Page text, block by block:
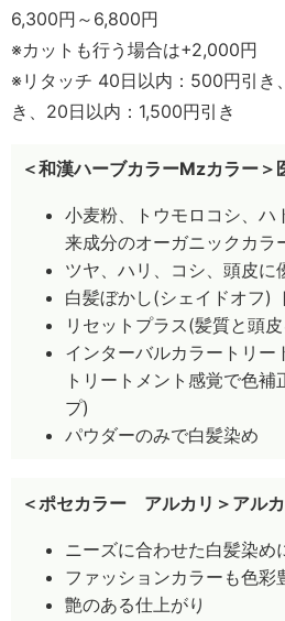
6,300円～6,800円
※カットも行う場合は+2,000円
※リタッチ 40日以内：500円引き
き、20日以内：1,500円引き
＜和漢ハーブカラーMzカラー＞
小麦粉、トウモロコシ、ハ
来成分のオーガニックカラ
ツヤ、ハリ、コシ、頭皮に
白髪ぼかし(シェイドオフ)
リセットプラス(髪質と頭
インターバルカラートリー
トリートメント感覚で色
プ)
パウダーのみで白髪染め
＜ポセカラー アルカリ＞アル
ニーズに合わせた白髪染め
ファッションカラーも色彩
艶のある仕上がり